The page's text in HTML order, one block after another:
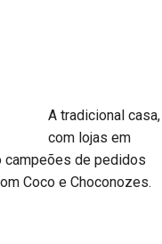
A tradicional casa,
com lojas em
campeões de pedidos
Coco e Choconozes.